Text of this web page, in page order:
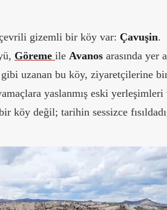
çevrili gizemli bir köy var: Çavuşin.
Göreme ile Avanos arasında yer
gibi uzanan bu köy, ziyaretçilerine
yaslanmış eski yerleşimleri
köy değil; tarihin sessizce